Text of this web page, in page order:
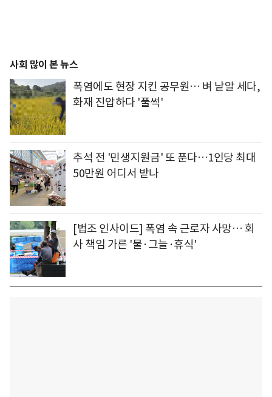
사회 많이 본 뉴스
폭염에도 현장 지킨 공무원… 벼 낱알 세다,
화재 진압하다 '풀썩'
추석 전 '민생지원금' 또 푼다…1인당 최대
50만원 어디서 받나
[법조 인사이드] 폭염 속 근로자 사망… 회
사 책임 가른 '물·그늘·휴식'